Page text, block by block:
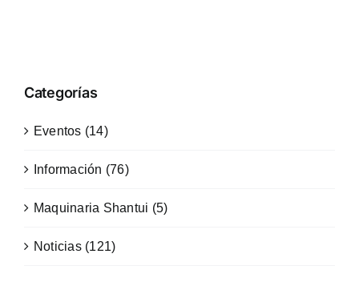
Categorías
Eventos (14)
Información (76)
Maquinaria Shantui (5)
Noticias (121)